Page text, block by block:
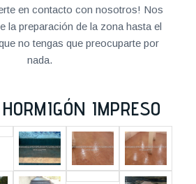
en contacto con nosotros! Nos
la preparación de la zona hasta el
no tengas que preocuparte por
nada.
IMPRESO